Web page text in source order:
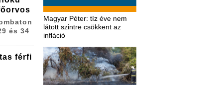
Magyar Péter: tíz éve nem
látott szintre csökkent az
infláció
és 34
férfi